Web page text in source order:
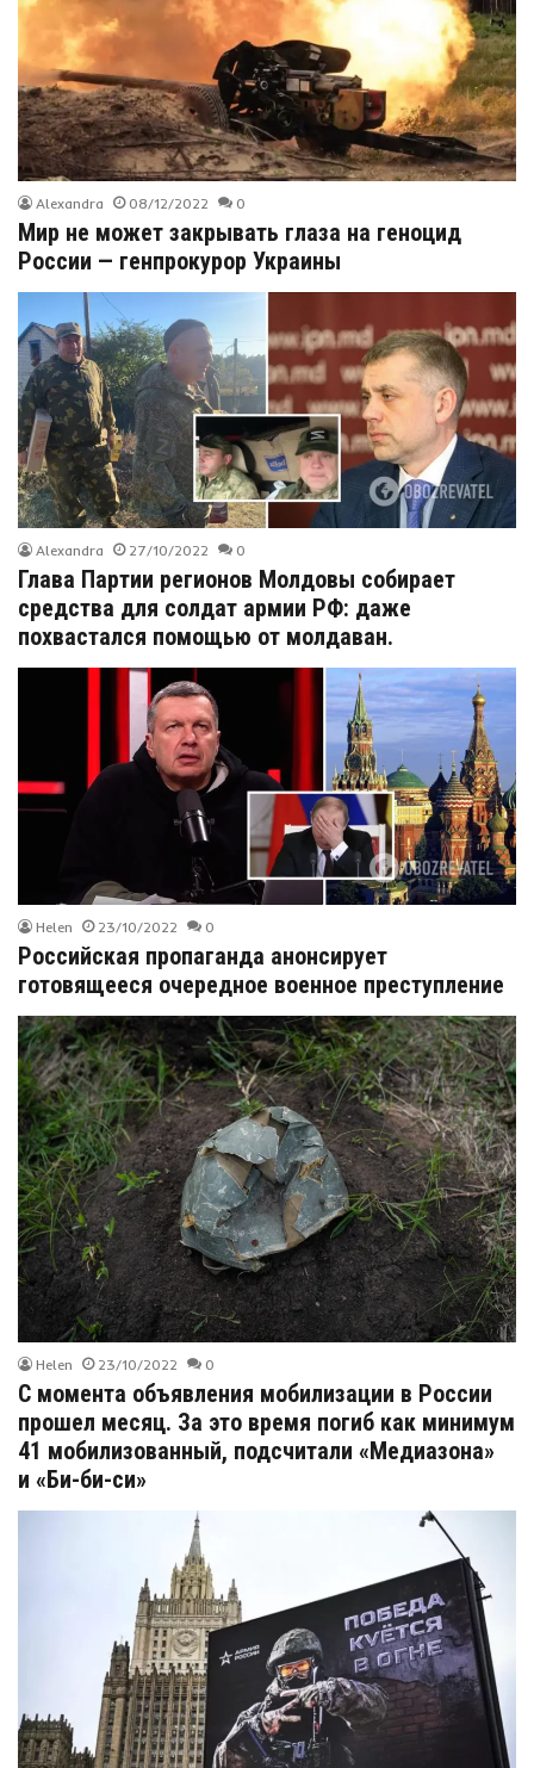
Alexandra 08/12/2022 0
Мир не может закрывать глаза на геноцид
России — генпрокурор Украины
Alexandra 27/10/2022 0
Глава Партии регионов Молдовы собирает
средства для солдат армии РФ: даже
похвастался помощью от молдаван.
Helen 23/10/2022 0
Российская пропаганда анонсирует
готовящееся очередное военное преступление
Helen 23/10/2022 0
С момента объявления мобилизации в России
прошел месяц. За это время погиб как минимум
41 мобилизованный, подсчитали «Медиазона»
и «Би-би-си»